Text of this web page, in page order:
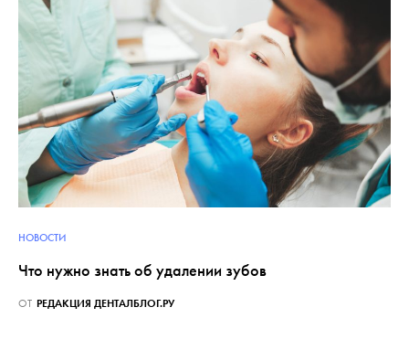
НОВОСТИ
Что нужно знать об удалении зубов
ОТ РЕДАКЦИЯ ДЕНТАЛБЛОГ.РУ